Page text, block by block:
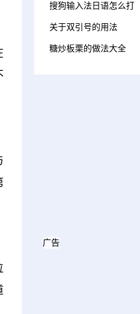
搜狗输入法日语怎么打
关于双引号的用法
糖炒板栗的做法大全
广告